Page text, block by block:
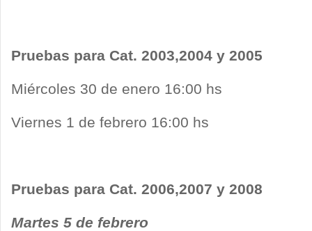
Pruebas para Cat. 2003,2004 y 2005
Miércoles 30 de enero 16:00 hs
Viernes 1 de febrero 16:00 hs
Pruebas para Cat. 2006,2007 y 2008
Martes 5 de febrero